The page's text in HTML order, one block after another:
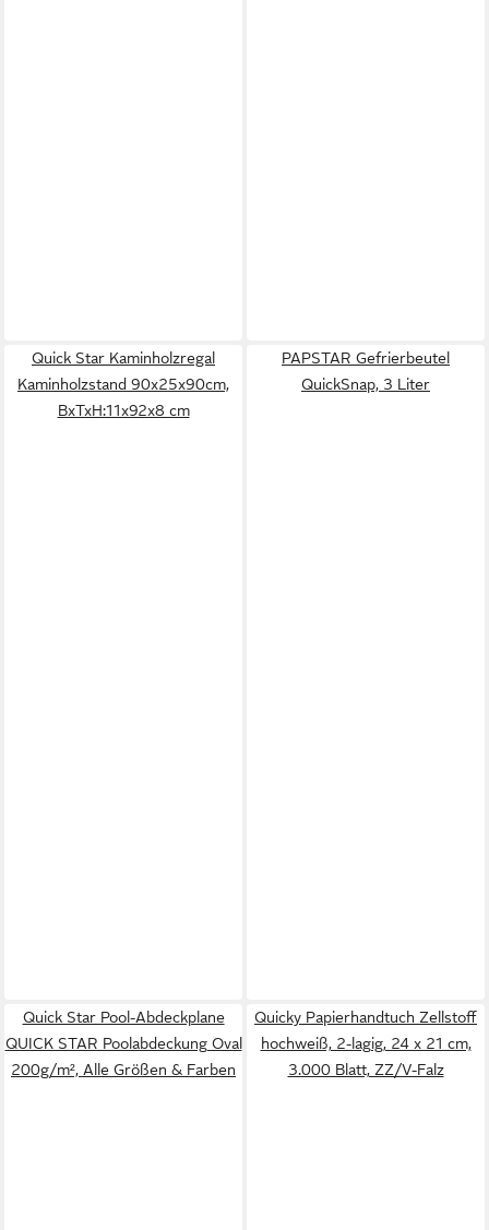
Quick Star Kaminholzregal
Kaminholzstand 90x25x90cm,
BxTxH:11x92x8 cm
PAPSTAR Gefrierbeutel
QuickSnap, 3 Liter
Quick Star Pool-Abdeckplane
QUICK STAR Poolabdeckung Oval
200g/m², Alle Größen & Farben
Quicky Papierhandtuch Zellstoff
hochweiß, 2-lagig, 24 x 21 cm,
3.000 Blatt, ZZ/V-Falz